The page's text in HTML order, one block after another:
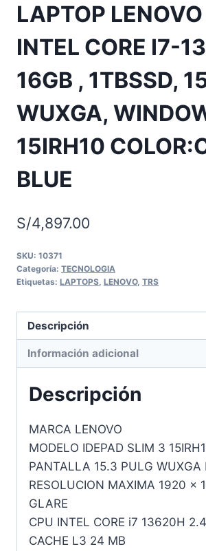
LAPTOP
INTEL CORE I7-
16GB , 1TBSSD,
WUXGA,
15IRH10
BLUE
S/4,897.00
SKU: 10371
Categoría: TECNOLOGIA
Etiquetas: LAPTOPS LENOVO, TRS
Descripción
Información adicional
Descripción
MARCA LENOVO
MODELO IDEPAD SLIM 3
PANTALLA 15.3 PULG WUXGA
RESOLUCION MAXIMA 1920 x
GLARE
CPU INTEL CORE i7 13620H
CACHE L3 24 MB